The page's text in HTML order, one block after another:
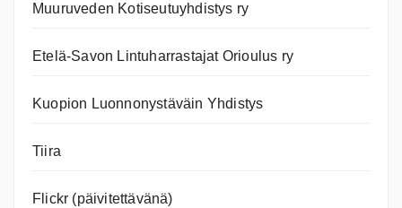
Muuruveden Kotiseutuyhdistys ry
Etelä-Savon Lintuharrastajat Orioulus ry
Kuopion Luonnonystäväin Yhdistys
Tiira
Flickr (päivitettävänä)